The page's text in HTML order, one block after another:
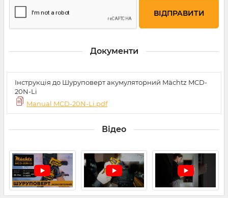
Документи
Інструкція до Шуруповерт акумуляторний Mächtz MCD-
20N-Li
Manual MCD-20N-Li.pdf
Відео